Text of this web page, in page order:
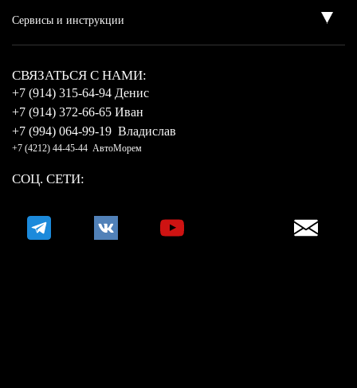
CВЯЗАТЬСЯ С НАМИ:
+7 (914) 315-64-94 Денис
+7 (914) 372-66-65 Иван
+7 (994) 064-99-19 Владислав
+7 (4212) 44-45-44 АвтоМорем
СОЦ. СЕТИ: